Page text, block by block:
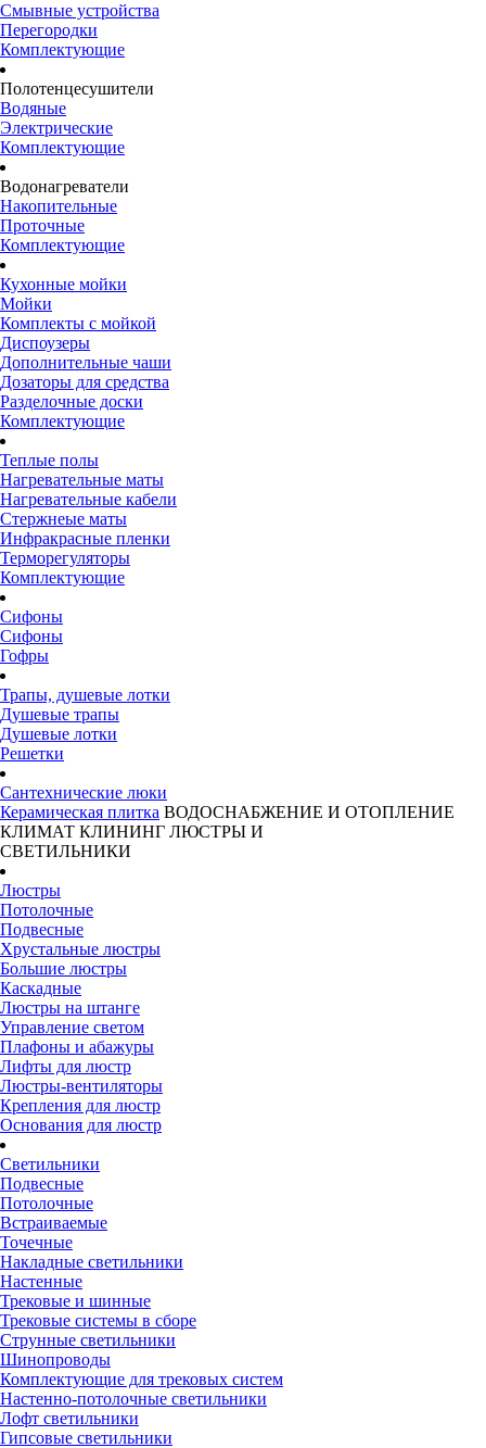
Смывные устройства
Перегородки
Комплектующие
Полотенцесушители
Водяные
Электрические
Комплектующие
Водонагреватели
Накопительные
Проточные
Комплектующие
Кухонные мойки
Мойки
Комплекты с мойкой
Диспоузеры
Дополнительные чаши
Дозаторы для средства
Разделочные доски
Комплектующие
Теплые полы
Нагревательные маты
Нагревательные кабели
Стержнеые маты
Инфракрасные пленки
Терморегуляторы
Комплектующие
Сифоны
Сифоны
Гофры
Трапы, душевые лотки
Душевые трапы
Душевые лотки
Решетки
Сантехнические люки
Керамическая плитка ВОДОСНАБЖЕНИЕ И ОТОПЛЕНИЕ
КЛИМАТ КЛИНИНГ ЛЮСТРЫ И
СВЕТИЛЬНИКИ
Люстры
Потолочные
Подвесные
Хрустальные люстры
Большие люстры
Каскадные
Люстры на штанге
Управление светом
Плафоны и абажуры
Лифты для люстр
Люстры-вентиляторы
Крепления для люстр
Основания для люстр
Светильники
Подвесные
Потолочные
Встраиваемые
Точечные
Накладные светильники
Настенные
Трековые и шинные
Трековые системы в сборе
Струнные светильники
Шинопроводы
Комплектующие для трековых систем
Настенно-потолочные светильники
Лофт светильники
Гипсовые светильники